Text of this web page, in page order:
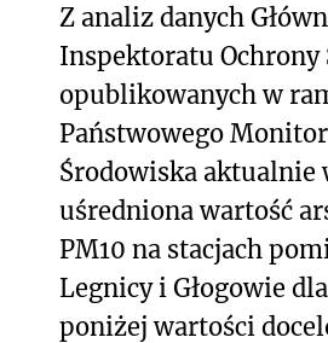
Z analiz danych
Inspektoratu Ochrony
opublikowanych w
Państwowego
Środowiska aktualnie
uśredniona wartość
PM10 na stacjach
Legnicy i Głogowie
poniżej wartości